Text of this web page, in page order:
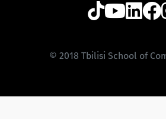
© 2018 Tbilisi School of